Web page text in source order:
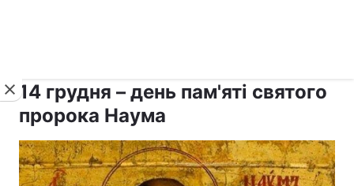
14 грудня – день пам'яті святого
пророка Наума